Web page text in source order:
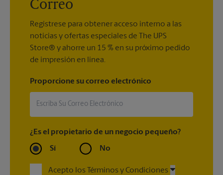
Correo
Regístrese para obtener acceso interno a las
noticias y ofertas especiales de The UPS
Store® y ahorre un 15 % en su próximo pedido
de impresión en línea.
Proporcione su correo electrónico
¿Es el propietario de un negocio pequeño?
Sí No
Acepto los Términos y Condiciones